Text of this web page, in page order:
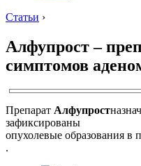
Статьи ›
Алфупрост –
симптомов
Препарат Алфупрост
зафиксированы
опухолевые образования в
.